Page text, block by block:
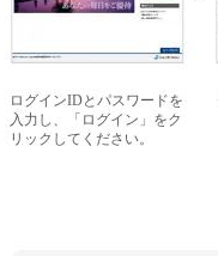
ログインIDとパスワードを
入力し、「ログイン」をク
リックしてください。